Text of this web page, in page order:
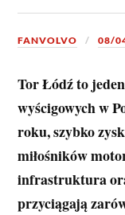
FANVOLVO 08/
Tor Łódź to
wyścigowych w
roku, szybko
miłośników
infrastruktura
przyciągają